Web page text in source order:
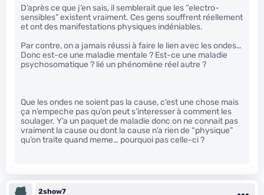
D’après ce que j’en sais, il semblerait que les “electro-
sensibles” existent vraiment. Ces gens souffrent réellement
et ont des manifestations physiques indéniables.
Par contre, on a jamais réussi à faire le lien avec les ondes…
Donc est-ce une maladie mentale ? Est-ce une maladie
psychosomatique ? lié un phénomène réel autre ?
Que les ondes ne soient pas la cause, c’est une chose mais
ça n’empeche pas qu’on peut s’interesser à comment les
soulager. Y’a un paquet de maladie donc on ne connait pas
vraiment la cause ou dont la cause n’a rien de “physique”
qu’on traite quand meme… pourquoi pas celle-ci ?
2show7